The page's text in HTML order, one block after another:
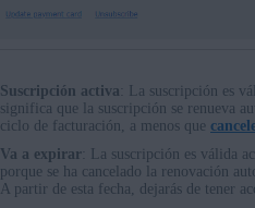
Suscripción activa : La suscripción es
significa que la suscripción se renueva
ciclo de facturación, a menos que
Va a expirar : La suscripción es válida
porque se ha cancelado la renovación
A partir de esta fecha, dejarás de tener